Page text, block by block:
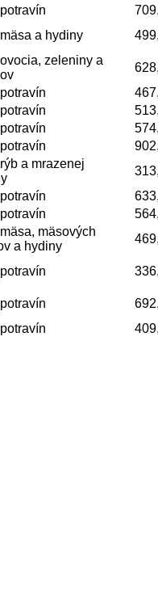
a hydiny
zeleniny a
a mrazenej
mäsových
a hydiny